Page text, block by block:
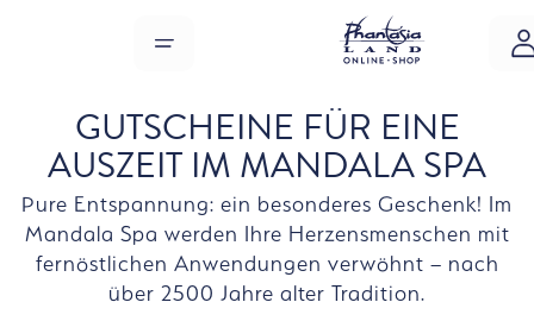
MENÜ
GUTSCHEINE FÜR EINE
AUSZEIT IM MANDALA SPA
Pure Entspannung: ein besonderes Geschenk! Im
Mandala Spa werden Ihre Herzensmenschen mit
fernöstlichen Anwendungen verwöhnt – nach
über 2500 Jahre alter Tradition.